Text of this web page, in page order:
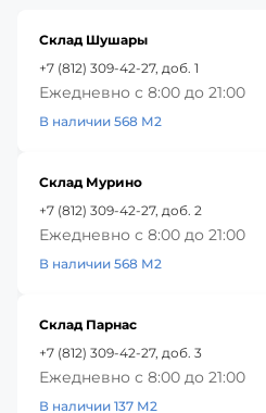
Склад Шушары
+7 (812) 309-42-27, доб. 1
Ежедневно с 8:00 до 21:00
В наличии 568 М2
Склад Мурино
+7 (812) 309-42-27, доб. 2
Ежедневно с 8:00 до 21:00
В наличии 568 М2
Склад Парнас
+7 (812) 309-42-27, доб. 3
Ежедневно с 8:00 до 21:00
В наличии 137 М2